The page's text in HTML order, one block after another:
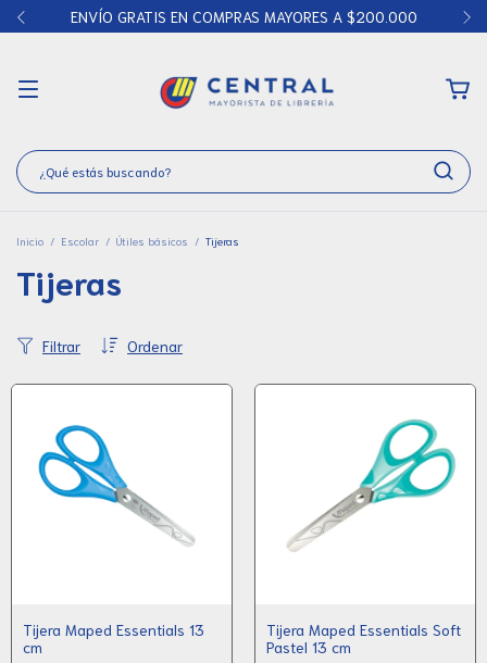
ENVÍO GRATIS EN COMPRAS MAYORES A $200.000
Inicio / Escolar / Útiles básicos / Tijeras
Tijeras
Ordenar
Filtrar
Tijera Maped Essentials 13
cm
Tijera Maped Essentials Soft
Pastel 13 cm